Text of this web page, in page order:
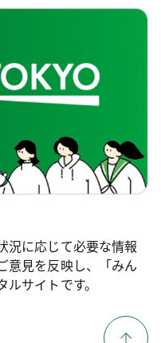
況に応じて必要な情報
意見を反映し、「みん
サイトです。